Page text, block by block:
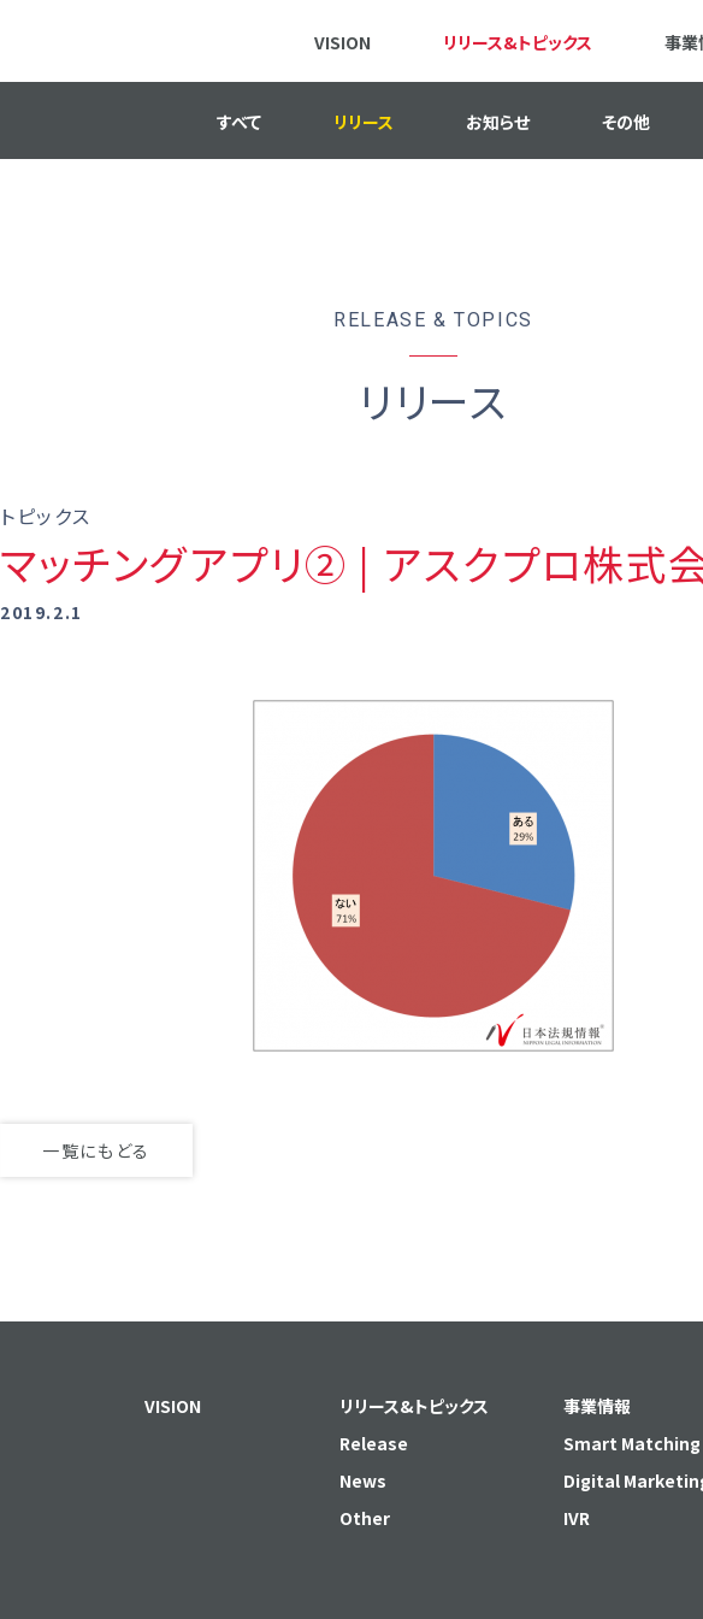
VISION リリース&トピックス 事業
すべて リリース お知らせ その他
RELEASE & TOPICS
リリース
トピックス
マッチングアプリ② | アスクプロ株式
2019.2.1
一覧にもどる
VISION
リリース&トピックス
Release
News
Other
事業情報
Smart Matching
Digital
IVR